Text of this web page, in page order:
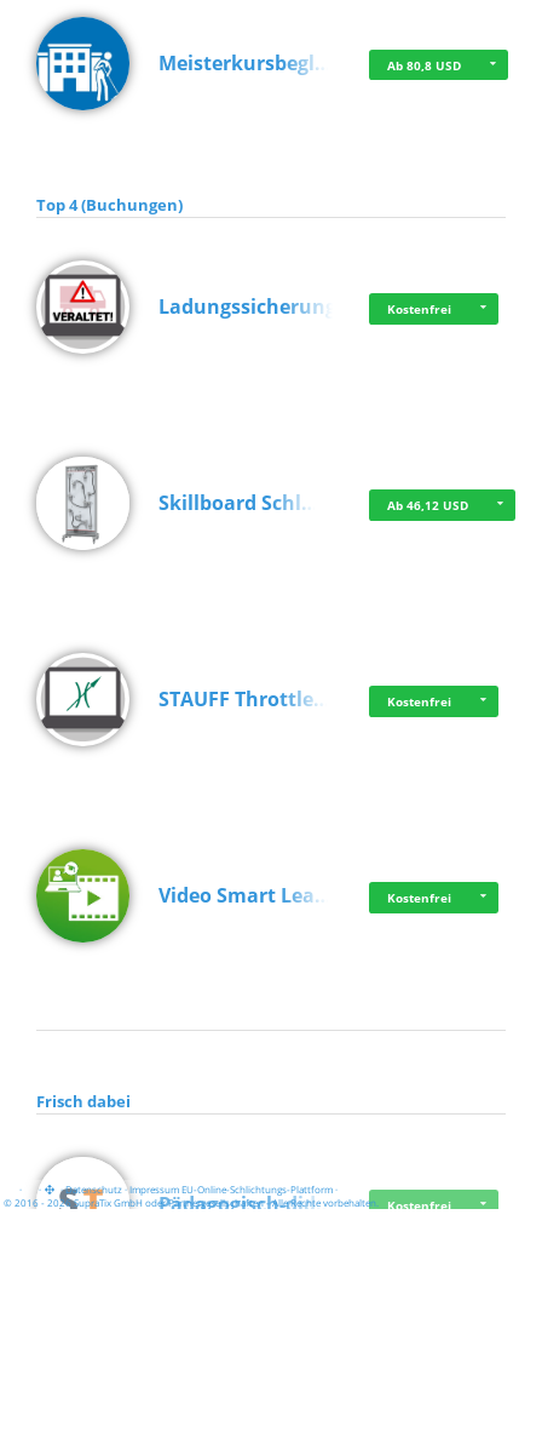
Meisterkursbegl… Ab 80,8 USD
Top 4 (Buchungen)
Ladungssicherung Kostenfrei
Skillboard Schl… Ab 46,12 USD
STAUFF Throttle… Kostenfrei
Video Smart Lea… Kostenfrei
Frisch dabei
Pädagogisch-did… Kostenfrei
· · ·Datenschutz·Impressum EU-Online-Schlichtungs-Plattform·
© 2016 - 2026 SupraTix GmbH oder Partnergesellschaften - Alle Rechte vorbehalten.